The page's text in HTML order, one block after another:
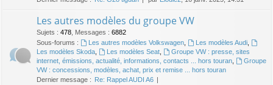
Les autres modèles du groupe VW
Sujets : 478 Messages : 6882
Sous-forums :
Les autres modèles Volkswagen, Les modèles Audi,
Les modèles Skoda
Les modèles Seat,
Groupe VW : presse, sites
internet, émissions, actualité, informations, contacts ... hors touran
Groupe
VW : concessions, modèles, achat, prix et remise ... hors touran
Dernier message :
Re: Rappel AUDI A6